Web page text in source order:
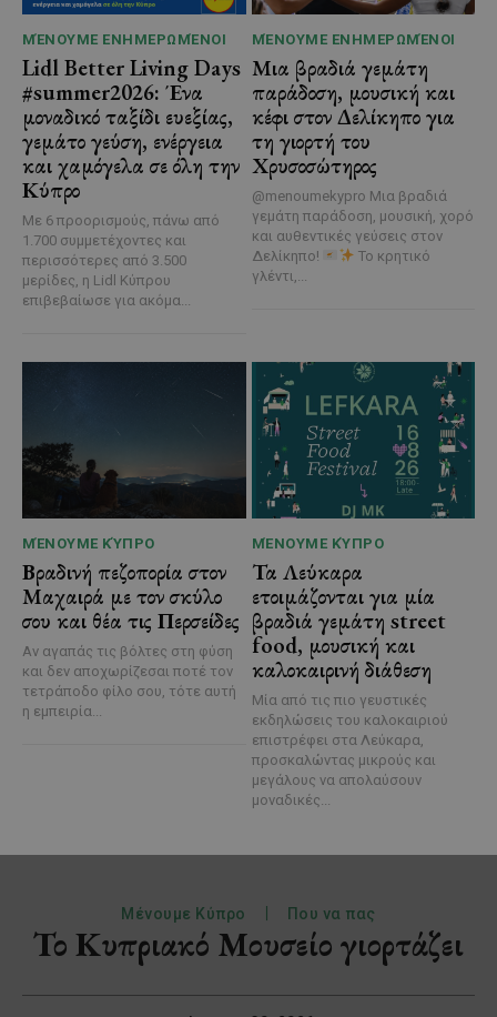
ΜΈΝΟΥΜΕ ΕΝΗΜΕΡΩΜΈΝΟΙ
Lidl Better Living Days
#summer2026: Ένα
μοναδικό ταξίδι ευεξίας,
γεμάτο γεύση, ενέργεια
και χαμόγελα σε όλη την
Κύπρο
Με 6 προορισμούς, πάνω από
1.700 συμμετέχοντες και
περισσότερες από 3.500
μερίδες, η Lidl Κύπρου
επιβεβαίωσε για ακόμα...
ΜΈΝΟΥΜΕ ΕΝΗΜΕΡΩΜΈΝΟΙ
Μια βραδιά γεμάτη
παράδοση, μουσική και
κέφι στον Δελίκηπο για
τη γιορτή του
Χρυσοσώτηρος
@menoumekypro Μια βραδιά
γεμάτη παράδοση, μουσική, χορό
και αυθεντικές γεύσεις στον
Δελίκηπο!
Το κρητικό
γλέντι,...
ΜΈΝΟΥΜΕ ΚΎΠΡΟ
Βραδινή πεζοπορία στον
Μαχαιρά με τον σκύλο
σου και θέα τις Περσείδες
Αν αγαπάς τις βόλτες στη φύση
και δεν αποχωρίζεσαι ποτέ τον
τετράποδο φίλο σου, τότε αυτή
η εμπειρία...
ΜΈΝΟΥΜΕ ΚΎΠΡΟ
Τα Λεύκαρα
ετοιμάζονται για μία
βραδιά γεμάτη street
food, μουσική και
καλοκαιρινή διάθεση
Μία από τις πιο γευστικές
εκδηλώσεις του καλοκαιριού
επιστρέφει στα Λεύκαρα,
προσκαλώντας μικρούς και
μεγάλους να απολαύσουν
μοναδικές...